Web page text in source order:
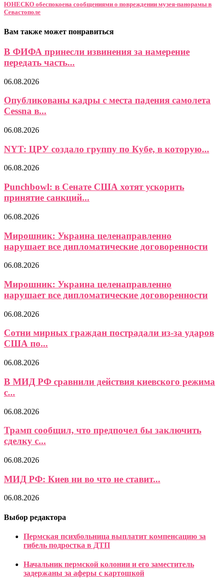
ЮНЕСКО обеспокоена сообщениями о повреждении музея-панорамы в
Севастополе
Вам также может понравиться
В ФИФА принесли извинения за намерение
передать часть...
06.08.2026
Опубликованы кадры с места падения самолета
Cessna в...
06.08.2026
NYT: ЦРУ создало группу по Кубе, в которую...
06.08.2026
Punchbowl: в Сенате США хотят ускорить
принятие санкций...
06.08.2026
Мирошник: Украина целенаправленно
нарушает все дипломатические договоренности
06.08.2026
Мирошник: Украина целенаправленно
нарушает все дипломатические договоренности
06.08.2026
Сотни мирных граждан пострадали из-за ударов
США по...
06.08.2026
В МИД РФ сравнили действия киевского режима
с...
06.08.2026
Трамп сообщил, что предпочел бы заключить
сделку с...
06.08.2026
МИД РФ: Киев ни во что не ставит...
06.08.2026
Выбор редактора
Пермская психбольница выплатит компенсацию за
гибель подростка в ДТП
Начальник пермской колонии и его заместитель
задержаны за аферы с картошкой